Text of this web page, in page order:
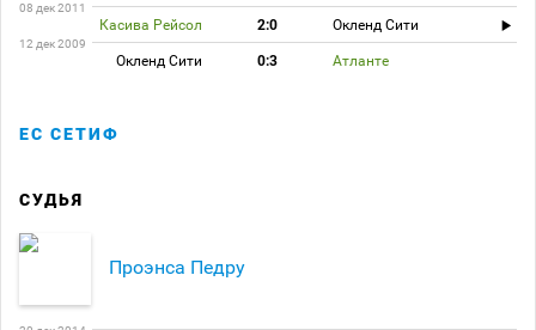
08 дек 2011
Касива Рейсол 2:0 Окленд Сити
12 дек 2009
Окленд Сити 0:3 Атланте
ЕС СЕТИФ
СУДЬЯ
Проэнса Педру